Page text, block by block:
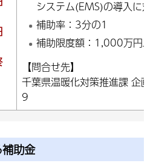
システム(EMS)の導入に対
補助率：3分の1
補助限度額：1,000万円以
【問合せ先】
千葉県温暖化対策推進課 企
9
助金